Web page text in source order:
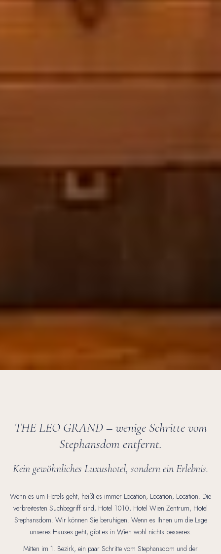
THE LEO GRAND – wenige Schritte vom
Stephansdom entfernt.
Kein gewöhnliches Luxushotel, sondern ein Erlebnis.
Wenn es um Hotels geht, heißt es immer Location, Location, Location. Die
verbreitesten Suchbegriff sind, Hotel 1010, Hotel Wien Zentrum, Hotel
Stephansdom. Wir können Sie beruhigen. Wenn es Ihnen um die Lage
unseres Hauses geht, gibt es in Wien wohl nichts besseres.
Mitten im 1. Bezirk, ein paar Schritte vom Stephansdom und der